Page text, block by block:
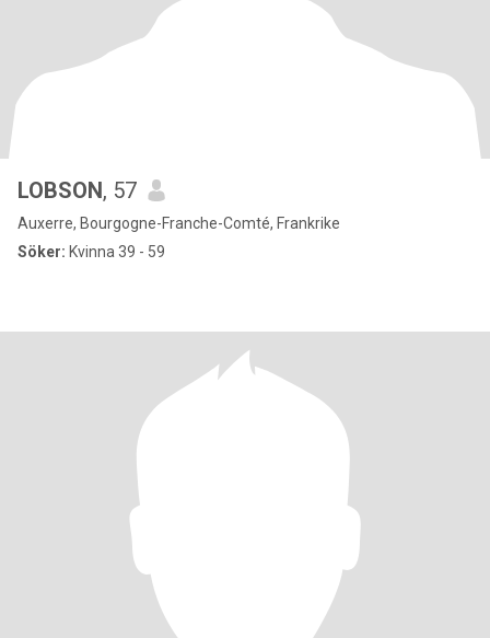
LOBSON, 57
Auxerre, Bourgogne-Franche-Comté, Frankrike
Söker: Kvinna 39 - 59